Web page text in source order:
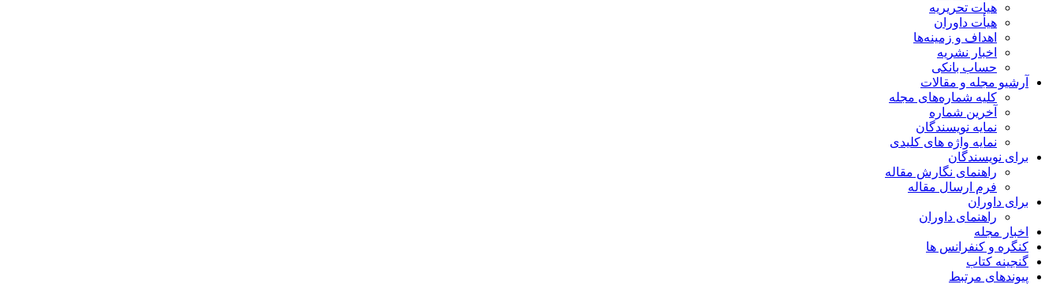
هیات تحریریه
هیأت داوران
اهداف و زمینه‌ها
اخبار نشریه
حساب بانکی
آرشیو مجله و مقالات
کلیه شماره‌های مجله
آخرین شماره
نمایه نویسندگان
نمایه واژه های کلیدی
برای نویسندگان
راهنمای نگارش مقاله
فرم ارسال مقاله
برای داوران
راهنمای داوران
اخبار مجله
کنگره و کنفرانس ها
گنجینه کتاب
پیوندهای مرتبط